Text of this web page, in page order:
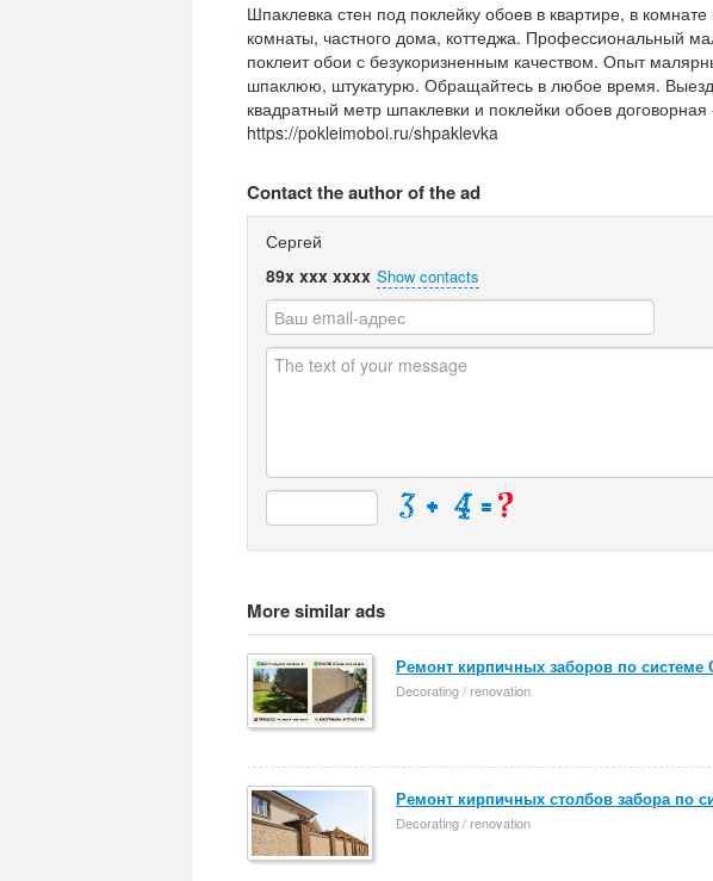
Шпаклевка стен под поклейку обоев в квартире, в
комнаты, частного дома, коттеджа. Профессиональный
поклеит обои с безукоризненным качеством. Опыт
шпаклюю, штукатурю. Обращайтесь в любое время.
квадратный метр шпаклевки и поклейки обоев
https://pokleimoboi.ru/shpaklevka
Contact the author of the ad
Сергей
89x xxx xxxx Show contacts
More similar ads
Ремонт кирпичных заборов по системе
Decorating / renovation
Ремонт кирпичных столбов забора по
Decorating / renovation